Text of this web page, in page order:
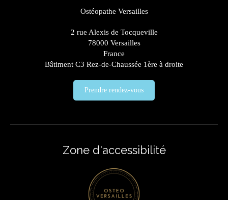
Ostéopathe Versailles
2 rue Alexis de Tocqueville
78000 Versailles
France
Bâtiment C3 Rez-de-Chaussée 1ère à droite
Prendre rendez-vous
Zone d'accessibilité